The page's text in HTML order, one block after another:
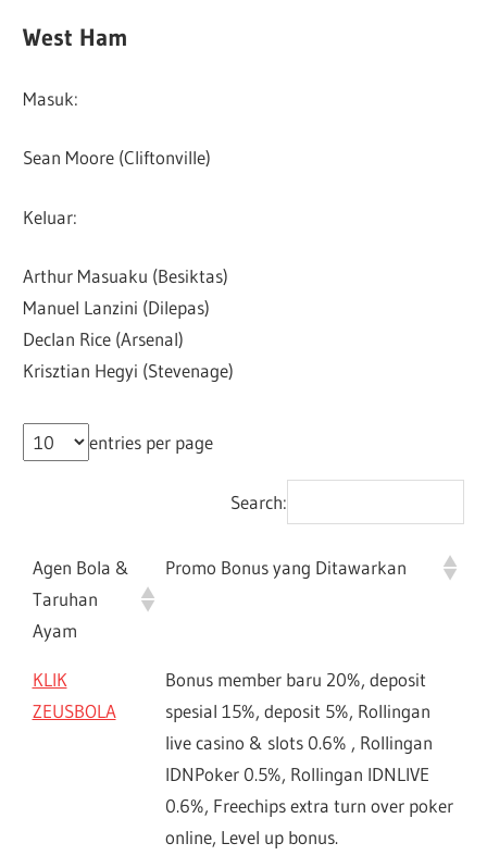
West Ham
Masuk:
Sean Moore (Cliftonville)
Keluar:
Arthur Masuaku (Besiktas)
Manuel Lanzini (Dilepas)
Declan Rice (Arsenal)
Krisztian Hegyi (Stevenage)
entries per page
Search:
Agen Bola &
Taruhan
Ayam
Promo Bonus yang Ditawarkan
KLIK
ZEUSBOLA
Bonus member baru 20%, deposit
spesial 15%, deposit 5%, Rollingan
live casino & slots 0.6% , Rollingan
IDNPoker 0.5%, Rollingan IDNLIVE
0.6%, Freechips extra turn over poker
online, Level up bonus.